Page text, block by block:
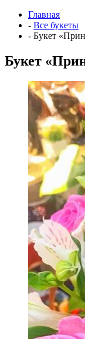
Главная
- Все букеты
- Букет
Букет